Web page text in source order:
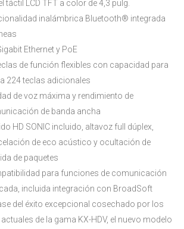
táctil LCD TFT a color de 4,3 pulg.
inalámbrica Bluetooth® integrada
Ethernet y PoE
de función flexibles con capacidad para
224 teclas adicionales
de voz máxima y rendimiento de
de banda ancha
HD SONIC incluido, altavoz full dúplex,
de eco acústico y ocultación de
de paquetes
para funciones de comunicación
incluida integración con BroadSoft
del éxito excepcional cosechado por los
de la gama KX-HDV, el nuevo modelo